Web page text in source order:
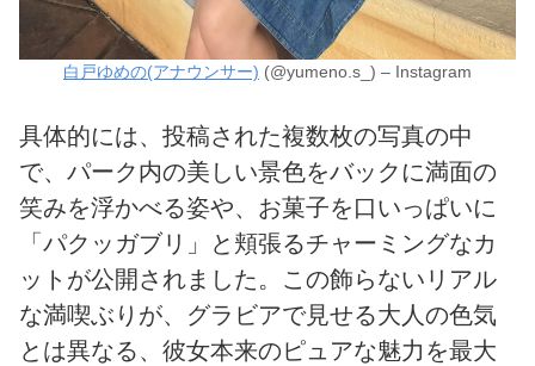
白戸ゆめの(アナウンサー) (@yumeno.s_) – Instagram
具体的には、投稿された複数枚の写真の中
で、パーク内の美しい景色をバックに満面の
笑みを浮かべる姿や、お菓子を口いっぱいに
「パクッガブリ」と頬張るチャーミングなカ
ットが公開されました。この飾らないリアル
な満喫ぶりが、グラビアで見せる大人の色気
とは異なる、彼女本来のピュアな魅力を最大